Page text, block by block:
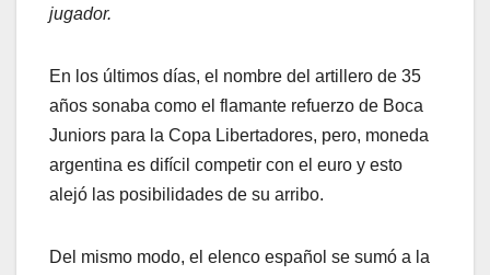
jugador.
En los últimos días, el nombre del artillero de 35
años sonaba como el flamante refuerzo de Boca
Juniors para la Copa Libertadores, pero, moneda
argentina es difícil competir con el euro y esto
alejó las posibilidades de su arribo.
Del mismo modo, el elenco español se sumó a la